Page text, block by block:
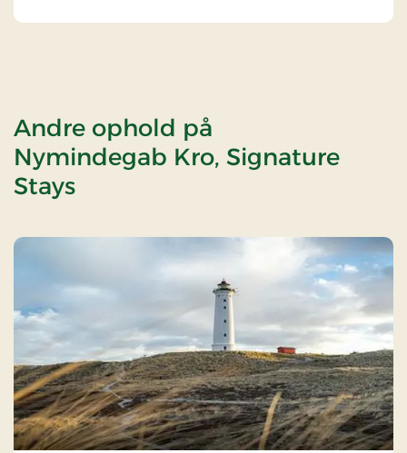
Andre ophold på
Nymindegab Kro, Signature
Stays